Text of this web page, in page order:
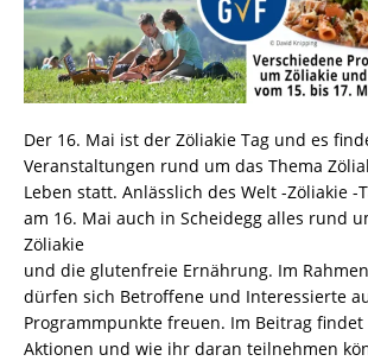
Der 16. Mai ist der Zöliakie Tag und es
Veranstaltungen rund um das Thema
Leben statt. Anlässlich des Welt -Zöliakie -
am 16. Mai auch in Scheidegg alles rund
Zöliakie
und die glutenfreie Ernährung. Im
dürfen sich Betroffene und Interessierte
Programmpunkte freuen. Im Beitrag
Aktionen und wie ihr daran teilnehmen